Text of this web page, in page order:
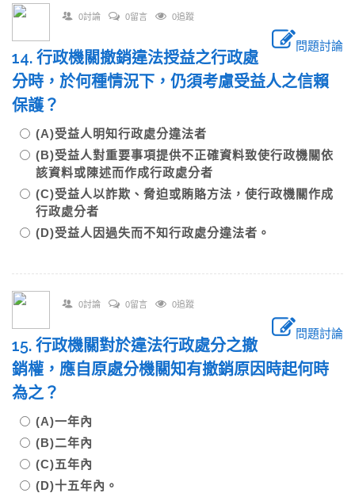
0討論 0留言 0追蹤
問題討論
14. 行政機關撤銷違法授益之行政處
分時，於何種情況下，仍須考慮受益人之信賴
保護？
(A)受益人明知行政處分違法者
(B)受益人對重要事項提供不正確資料致使行政機關依
該資料或陳述而作成行政處分者
(C)受益人以詐欺、脅迫或賄賂方法，使行政機關作成
行政處分者
(D)受益人因過失而不知行政處分違法者。
0討論 0留言 0追蹤
問題討論
15. 行政機關對於違法行政處分之撤
銷權，應自原處分機關知有撤銷原因時起何時
為之？
(A)一年內
(B)二年內
(C)五年內
(D)十五年內。